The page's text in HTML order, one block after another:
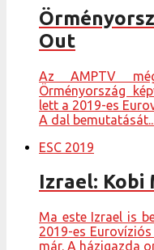
Out
Az AMPTV
Örményország
lett a 2019-es
A dal
ESC 2019
Izrael: Kobi
Ma este Izrael is
2019-es
már. A házigazda